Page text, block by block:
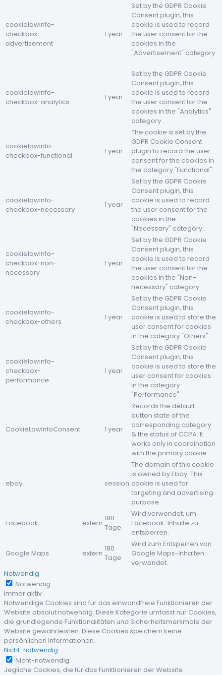
cookielawinfo-
checkbox-
advertisement
1 year
Set by the GDPR Cookie
Consent plugin, this
cookie is used to record
the user consent for the
cookies in the
"Advertisement" category
.
cookielawinfo-
checkbox-analytics
1 year
Set by the GDPR Cookie
Consent plugin, this
cookie is used to record
the user consent for the
cookies in the "Analytics"
category .
cookielawinfo-
checkbox-functional
1 year
The cookie is set by the
GDPR Cookie Consent
plugin to record the user
consent for the cookies in
the category "Functional".
cookielawinfo-
checkbox-necessary
1 year
Set by the GDPR Cookie
Consent plugin, this
cookie is used to record
the user consent for the
cookies in the
"Necessary" category .
cookielawinfo-
checkbox-non-
necessary
1 year
Set by the GDPR Cookie
Consent plugin, this
cookie is used to record
the user consent for the
cookies in the "Non-
necessary" category .
cookielawinfo-
checkbox-others
1 year
Set by the GDPR Cookie
Consent plugin, this
cookie is used to store the
user consent for cookies
in the category "Others".
cookielawinfo-
checkbox-
performance
1 year
Set by the GDPR Cookie
Consent plugin, this
cookie is used to store the
user consent for cookies
in the category
"Performance".
CookieLawInfoConsent 1 year
Records the default
button state of the
corresponding category
& the status of CCPA. It
works only in coordination
with the primary cookie.
ebay session
The domain of this cookie
is owned by Ebay. This
cookie is used for
targeting and advertising
purpose.
Facebook extern
180
Tage
Wird verwendet, um
Facebook-Inhalte zu
entsperren.
Google Maps extern
180
Tage
Wird zum Entsperren von
Google Maps-Inhalten
verwendet.
Notwendig
Notwendig
immer aktiv
Notwendige Cookies sind für das einwandfreie Funktionieren der
Website absolut notwendig. Diese Kategorie umfasst nur Cookies,
die grundlegende Funktionalitäten und Sicherheitsmerkmale der
Website gewährleisten. Diese Cookies speichern keine
persönlichen Informationen.
Nicht-notwendig
Nicht-notwendig
Jegliche Cookies, die für das Funktionieren der Website